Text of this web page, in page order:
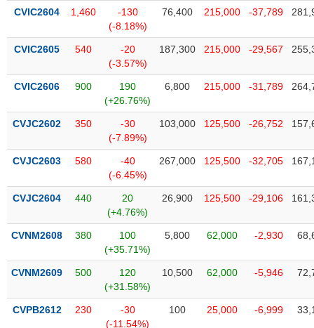
CVIC2604 1,460
-130
(-8.18%)
76,400 215,000 -37,789
CVIC2605 540
-20
(-3.57%)
187,300 215,000 -29,567
CVIC2606 900
190
(+26.76%)
6,800 215,000 -31,789
CVJC2602 350
-30
(-7.89%)
103,000 125,500 -26,752
CVJC2603 580
-40
(-6.45%)
267,000 125,500 -32,705
CVJC2604 440
20
(+4.76%)
26,900 125,500 -29,106
CVNM2608 380
100
(+35.71%)
5,800 62,000 -2,930
CVNM2609 500
120
(+31.58%)
10,500 62,000 -5,946
CVPB2612 230
-30
(-11.54%)
100 25,000 -6,999